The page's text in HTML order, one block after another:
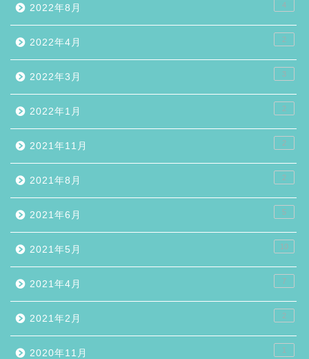
2022年8月 4
2022年4月 2
2022年3月 3
2022年1月 2
2021年11月 2
2021年8月 2
2021年6月 5
2021年5月 10
2021年4月 7
2021年2月 2
2020年11月 1